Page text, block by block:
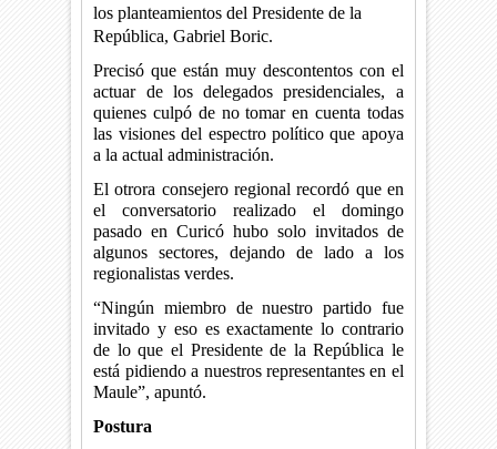
los planteamientos del Presidente de la
República, Gabriel Boric.
Precisó que están muy descontentos con el
actuar de los delegados presidenciales, a
quienes culpó de no tomar en cuenta todas
las visiones del espectro político que apoya
a la actual administración.
El otrora consejero regional recordó que en
el conversatorio realizado el domingo
pasado en Curicó hubo solo invitados de
algunos sectores, dejando de lado a los
regionalistas verdes.
“Ningún miembro de nuestro partido fue
invitado y eso es exactamente lo contrario
de lo que el Presidente de la República le
está pidiendo a nuestros representantes en el
Maule”, apuntó.
Postura